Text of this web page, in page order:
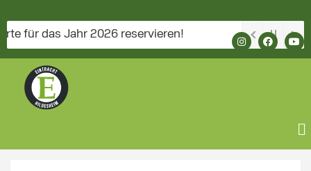
das Jahr 2026 reservieren!